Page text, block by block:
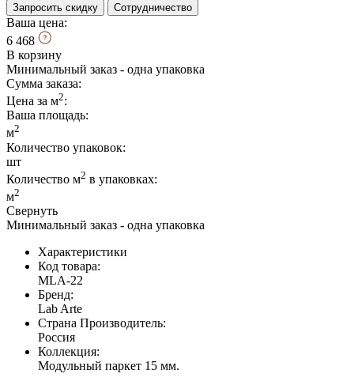
Запросить скидку
Сотрудничество
Ваша цена:
6 468
В корзину
Минимальный заказ - одна упаковка
Сумма заказа:
Цена за м2:
Ваша площадь:
м2
Количество упаковок:
шт
Количество м2 в упаковках:
м2
Свернуть
Минимальный заказ - одна упаковка
Характеристики
Код товара:
MLA-22
Бренд:
Lab Arte
Страна Производитель:
Россия
Коллекция:
Модульный паркет 15 мм.